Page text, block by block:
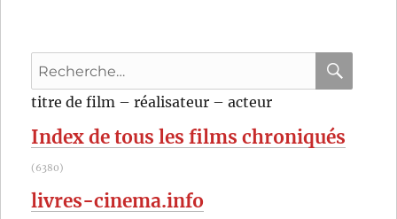
Recherche
pour
:
titre de film – réalisateur – acteur
Index de tous les films chroniqués
(6380)
livres-cinema.info